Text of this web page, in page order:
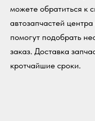
можете обратиться к
автозапчастей
помогут подобрать
заказ. Доставка
кротчайшие сроки.